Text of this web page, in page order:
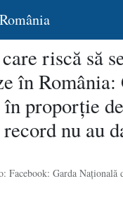
riscă să
în
proporţie
nu au
Facebook: Garda Naţională